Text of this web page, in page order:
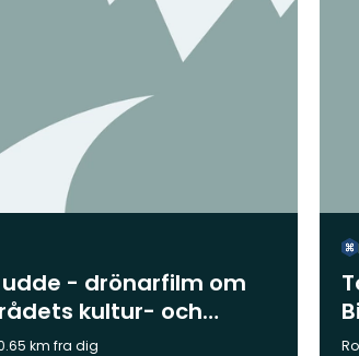
- drönarfilm om
kultur- och
km fra dig